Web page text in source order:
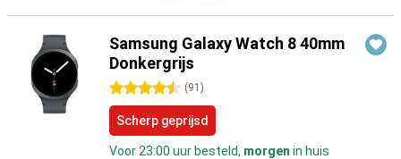
Samsung Galaxy Watch 8 40mm
Donkergrijs
4.5 sterren (91 )
Scherp geprijsd
Voor 23:00 uur besteld, morgen in huis